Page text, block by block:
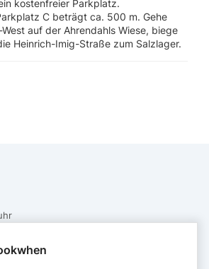
kostenfreier Parkplatz.
C beträgt ca. 500 m. Gehe
auf der Ahrendahls Wiese, biege
Heinrich-Imig-Straße zum Salzlager.
1